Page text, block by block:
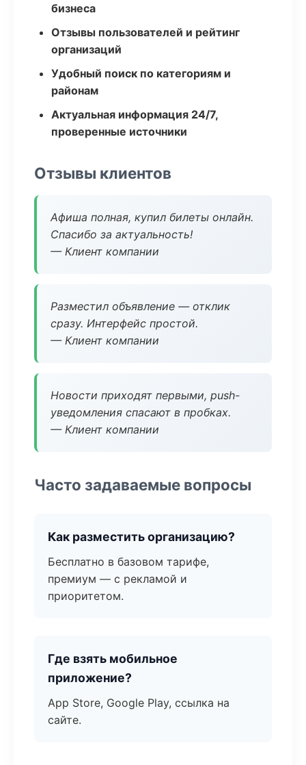
бизнеса
Отзывы пользователей и рейтинг
организаций
Удобный поиск по категориям и
районам
Актуальная информация 24/7,
проверенные источники
Отзывы клиентов
Афиша полная, купил билеты онлайн.
Спасибо за актуальность!
— Клиент компании
Разместил объявление — отклик
сразу. Интерфейс простой.
— Клиент компании
Новости приходят первыми, push-
уведомления спасают в пробках.
— Клиент компании
Часто задаваемые вопросы
Как разместить организацию?
Бесплатно в базовом тарифе,
премиум — с рекламой и
приоритетом.
Где взять мобильное
приложение?
App Store, Google Play, ссылка на
сайте.